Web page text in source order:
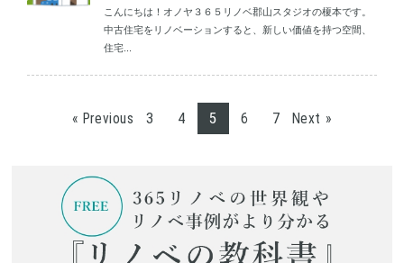
こんにちは！オノヤ３６５リノベ郡山スタジオの榎本です。
中古住宅をリノベーションすると、新しい価値を持つ空間、
住宅...
« Previous 3 4 5 6 7 Next »